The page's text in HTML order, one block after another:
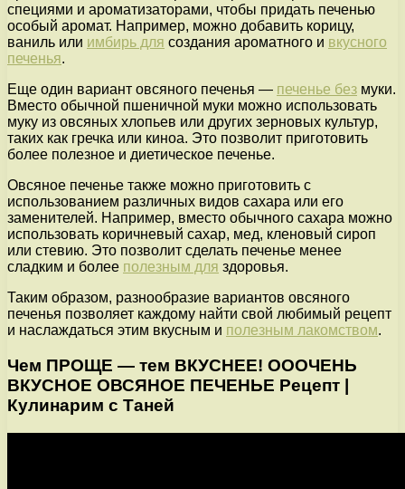
специями и ароматизаторами, чтобы придать печенью
особый аромат. Например, можно добавить корицу,
ваниль или имбирь для создания ароматного и вкусного
печенья.
Еще один вариант овсяного печенья — печенье без муки.
Вместо обычной пшеничной муки можно использовать
муку из овсяных хлопьев или других зерновых культур,
таких как гречка или киноа. Это позволит приготовить
более полезное и диетическое печенье.
Овсяное печенье также можно приготовить с
использованием различных видов сахара или его
заменителей. Например, вместо обычного сахара можно
использовать коричневый сахар, мед, кленовый сироп
или стевию. Это позволит сделать печенье менее
сладким и более полезным для здоровья.
Таким образом, разнообразие вариантов овсяного
печенья позволяет каждому найти свой любимый рецепт
и наслаждаться этим вкусным и полезным лакомством.
Чем ПРОЩЕ — тем ВКУСНЕЕ! ОООЧЕНЬ
ВКУСНОЕ ОВСЯНОЕ ПЕЧЕНЬЕ Рецепт |
Кулинарим с Таней